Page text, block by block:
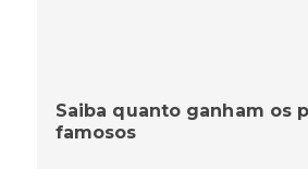
Saiba quanto ganham os
famosos